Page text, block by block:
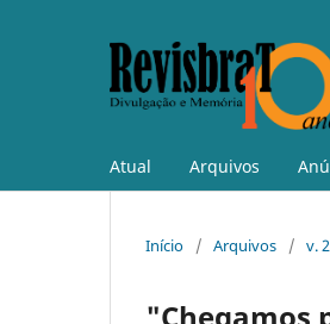
Atual Arquivos
Início / Arquivos / v.
"Chegamos